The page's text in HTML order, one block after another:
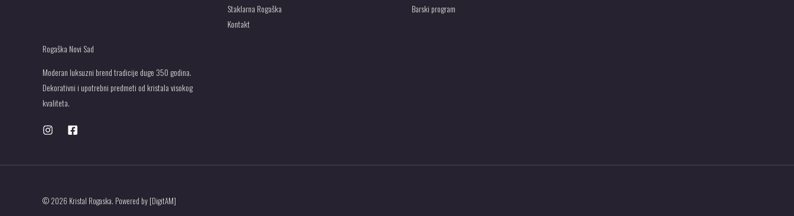
Rogaška Novi Sad
Moderan luksuzni brend tradicije duge 350 godina.
Dekorativni i upotrebni predmeti od kristala visokog
kvaliteta.
Staklarna Rogaška
Kontakt
Barski program
© 2026 Kristal Rogaska. Powered by [DigitAM]